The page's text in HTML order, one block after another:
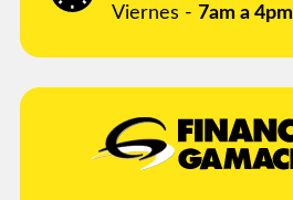
Viernes - 7am a 4pm